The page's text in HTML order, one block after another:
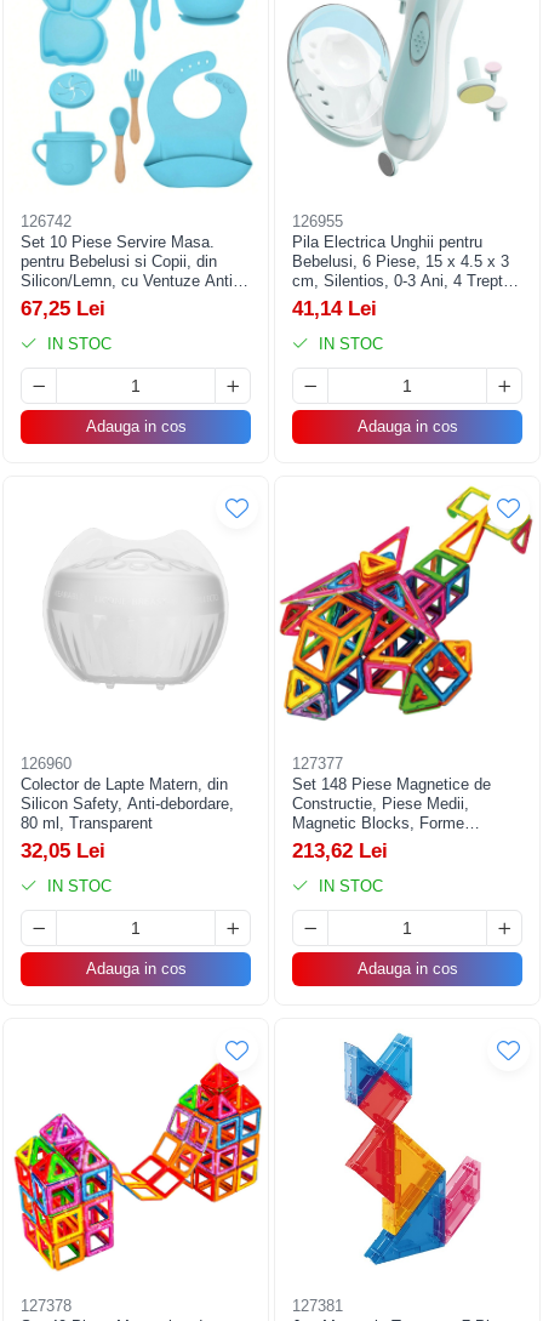
126742
Set 10 Piese Servire Masa.
pentru Bebelusi si Copii, din
Silicon/Lemn, cu Ventuze Anti-
alunecare, fara Alergeni. +6
Luni, Model Elefant, Albastru
67,25 Lei
IN STOC
Adauga in cos
126955
Pila Electrica Unghii pentru
Bebelusi, 6 Piese, 15 x 4.5 x 3
cm, Silentios, 0-3 Ani, 4 Trepte
de Viteza, Albastru
41,14 Lei
IN STOC
Adauga in cos
126960
Colector de Lapte Matern, din
Silicon Safety, Anti-debordare,
80 ml, Transparent
32,05 Lei
IN STOC
Adauga in cos
127377
Set 148 Piese Magnetice de
Constructie, Piese Medii,
Magnetic Blocks, Forme
Geometrice, 3 Ani, ABS,
Magnet, 25 x 17.8 x 10 cm,
Multicolor
213,62 Lei
IN STOC
Adauga in cos
127378
127381